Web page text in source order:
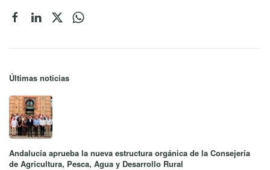
Últimas noticias
Andalucía aprueba la nueva estructura orgánica de la Consejería
de Agricultura, Pesca, Agua y Desarrollo Rural